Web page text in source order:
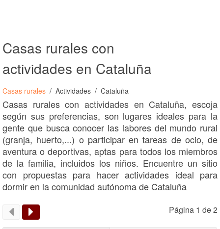
Casas rurales con
actividades en Cataluña
Casas rurales Actividades Cataluña
Casas rurales con actividades en Cataluña, escoja
según sus preferencias, son lugares ideales para la
gente que busca conocer las labores del mundo rural
(granja, huerto,...) o participar en tareas de ocio, de
aventura o deportivas, aptas para todos los miembros
de la familia, incluidos los niños. Encuentre un sitio
con propuestas para hacer actividades ideal para
dormir en la comunidad autónoma de Cataluña
Página 1 de 2